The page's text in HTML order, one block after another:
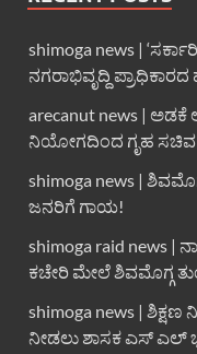
shimoga news |
ನಗರಾಭಿವೃದ್ದಿ
arecanut news |
ನಿಯೋಗದಿಂದ ಗೃಹ
shimoga news |
ಜನರಿಗೆ ಗಾಯ!
shimoga raid news
ಕಚೇರಿ ಮೇಲೆ ಶಿವಮೊಗ್ಗ
shimoga news |
ನೀಡಲು ಶಾಸಕ ಎಸ್